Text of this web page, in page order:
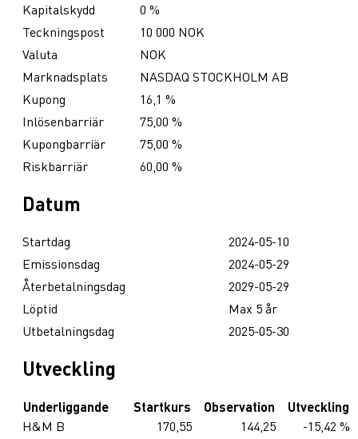
Kapitalskydd
0 %
Teckningspost
10 000 NOK
Valuta
NOK
Marknadsplats
NASDAQ STOCKHOLM AB
Kupong
16,1 %
Inlösenbarriär
75,00 %
Kupongbarriär
75,00 %
Riskbarriär
60,00 %
Datum
Startdag
2024-05-10
Emissionsdag
2024-05-29
Återbetalningsdag
2029-05-29
Löptid
Max 5 år
Utbetalningsdag
2025-05-30
Utveckling
Underliggande Startkurs Observation
Utveckling
H&M B
170,55 144,25
-15,42 %